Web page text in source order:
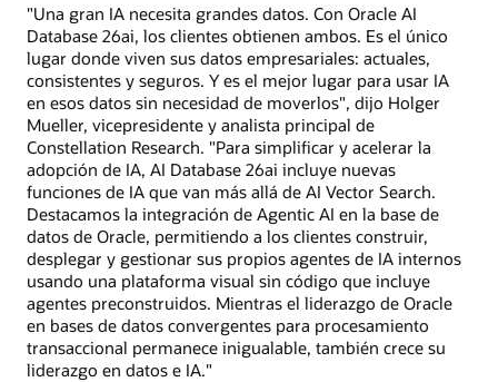
"Una gran IA necesita grandes datos. Con Oracle AI
Database 26ai, los clientes obtienen ambos. Es el único
lugar donde viven sus datos empresariales: actuales,
consistentes y seguros. Y es el mejor lugar para usar IA
en esos datos sin necesidad de moverlos", dijo Holger
Mueller, vicepresidente y analista principal de
Constellation Research. "Para simplificar y acelerar la
adopción de IA, AI Database 26ai incluye nuevas
funciones de IA que van más allá de AI Vector Search.
Destacamos la integración de Agentic AI en la base de
datos de Oracle, permitiendo a los clientes construir,
desplegar y gestionar sus propios agentes de IA internos
usando una plataforma visual sin código que incluye
agentes preconstruidos. Mientras el liderazgo de Oracle
en bases de datos convergentes para procesamiento
transaccional permanece inigualable, también crece su
liderazgo en datos e IA."